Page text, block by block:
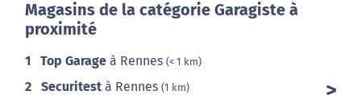
Magasins de la catégorie Garagiste à
proximité
1 Top Garage à Rennes (< 1 km)
2 Securitest à Rennes (1 km)